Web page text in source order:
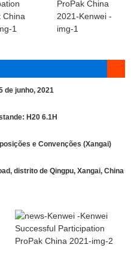
de junho, 2021
H20 6.1H
e Convenções (Xangai)
distrito de Qingpu, Xangai, China